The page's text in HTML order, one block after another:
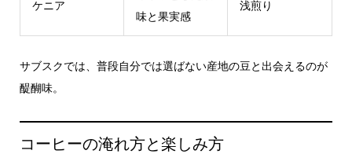
ケニア
味と果実感
浅煎り
サブスクでは、普段自分では選ばない産地の豆と出会えるのが
醍醐味。
コーヒーの淹れ方と楽しみ方